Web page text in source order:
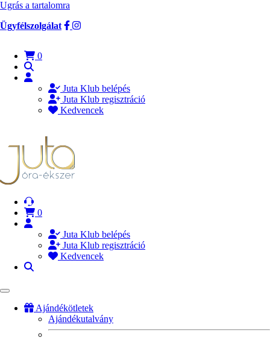
Ugrás a tartalomra
Ügyfélszolgálat
0
Juta Klub belépés
Juta Klub regisztráció
Kedvencek
0
Juta Klub belépés
Juta Klub regisztráció
Kedvencek
Ajándékötletek
Ajándékutalvány